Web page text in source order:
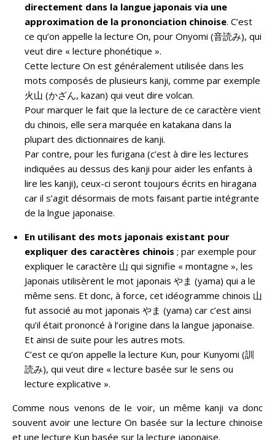
directement dans la langue japonais via une
approximation de la prononciation chinoise. C’est
ce qu’on appelle la lecture On, pour Onyomi (音読み), qui
veut dire « lecture phonétique ».
Cette lecture On est généralement utilisée dans les
mots composés de plusieurs kanji, comme par exemple
火山 (かざん, kazan) qui veut dire volcan.
Pour marquer le fait que la lecture de ce caractère vient
du chinois, elle sera marquée en katakana dans la
plupart des dictionnaires de kanji.
Par contre, pour les furigana (c’est à dire les lectures
indiquées au dessus des kanji pour aider les enfants à
lire les kanji), ceux-ci seront toujours écrits en hiragana
car il s’agit désormais de mots faisant partie intégrante
de la lngue japonaise.
En utilisant des mots japonais existant pour
expliquer des caractères chinois ; par exemple pour
expliquer le caractère 山 qui signifie « montagne », les
Japonais utilisèrent le mot japonais やま (yama) qui a le
même sens. Et donc, à force, cet idéogramme chinois 山
fut associé au mot japonais やま (yama) car c’est ainsi
qu’il était prononcé à l’origine dans la langue japonaise.
Et ainsi de suite pour les autres mots.
C’est ce qu’on appelle la lecture Kun, pour Kunyomi (訓
読み), qui veut dire « lecture basée sur le sens ou
lecture explicative ».
Comme nous venons de le voir, un même kanji va donc
souvent avoir une lecture On basée sur la lecture chinoise
et une lecture Kun basée sur la lecture japonaise.